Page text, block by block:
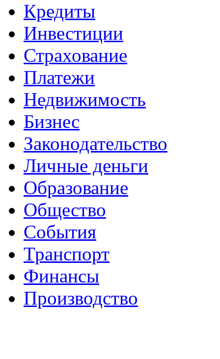
Кредиты
Инвестиции
Страхование
Платежи
Недвижимость
Бизнес
Законодательство
Личные деньги
Образование
Общество
События
Транспорт
Финансы
Производство